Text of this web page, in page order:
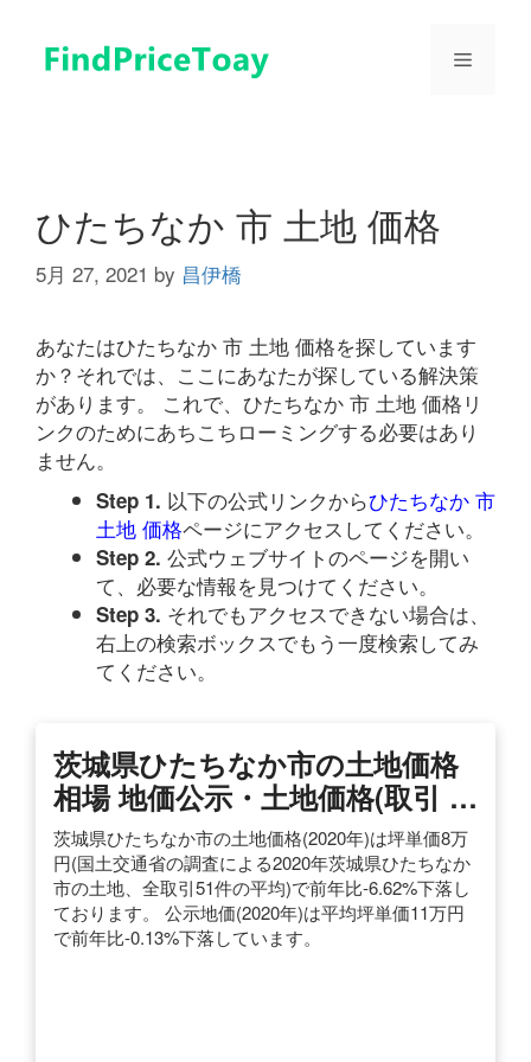
メ
ひたちなか 市 土地 価格
5月 27, 2021 by 昌伊橋
あなたはひたちなか 市 土地 価格を探しています
か？それでは、ここにあなたが探している解決策
があります。 これで、ひたちなか 市 土地 価格リ
ンクのためにあちこちローミングする必要はあり
ません。
Step 1. 以下の公式リンクからひたちなか 市
土地 価格ページにアクセスしてください。
Step 2. 公式ウェブサイトのページを開い
て、必要な情報を見つけてください。
Step 3. それでもアクセスできない場合は、
右上の検索ボックスでもう一度検索してみ
てください。
茨城県ひたちなか市の土地価格
相場 地価公示・土地価格(取引 …
茨城県ひたちなか市の土地価格(2020年)は坪単価8万
円(国土交通省の調査による2020年茨城県ひたちなか
市の土地、全取引51件の平均)で前年比-6.62%下落し
ております。 公示地価(2020年)は平均坪単価11万円
で前年比-0.13%下落しています。